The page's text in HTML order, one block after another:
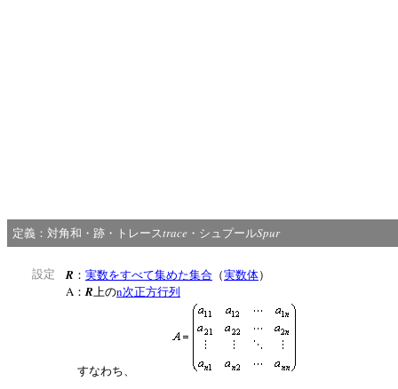
定義：対角和・跡・トレースtrace ・シュプールSpur
設定 R ： 実数をすべて集めた集合 （実数体）
A ：R上のn次正方行列
すなわち、